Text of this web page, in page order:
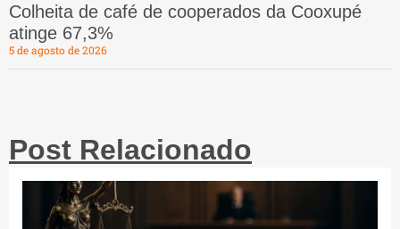
Colheita de café de cooperados da Cooxupé
atinge 67,3%
5 de agosto de 2026
Post Relacionado